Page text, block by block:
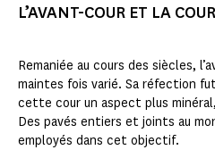
L’AVANT-COUR ET LA
Remaniée au cours des siècles,
maintes fois varié. Sa réfection
cette cour un aspect plus
Des pavés entiers et joints au
employés dans cet objectif.